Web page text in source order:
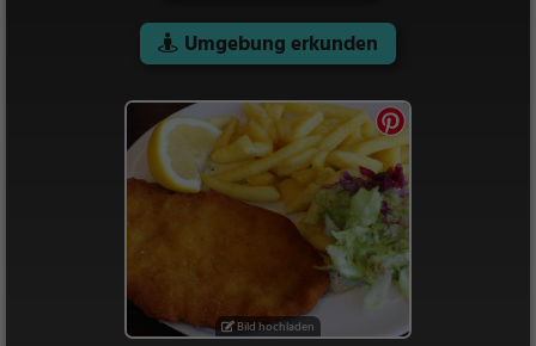
Umgebung erkunden
Bild hochladen